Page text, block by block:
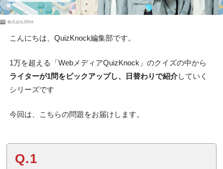
PR 株式会社JERA
こんにちは、QuizKnock編集部です。
1万を超える「WebメディアQuizKnock」のクイズの中から
ライターが1問をピックアップし、日替わりで紹介していく
シリーズです
今回は、こちらの問題をお届けします。
Q.1